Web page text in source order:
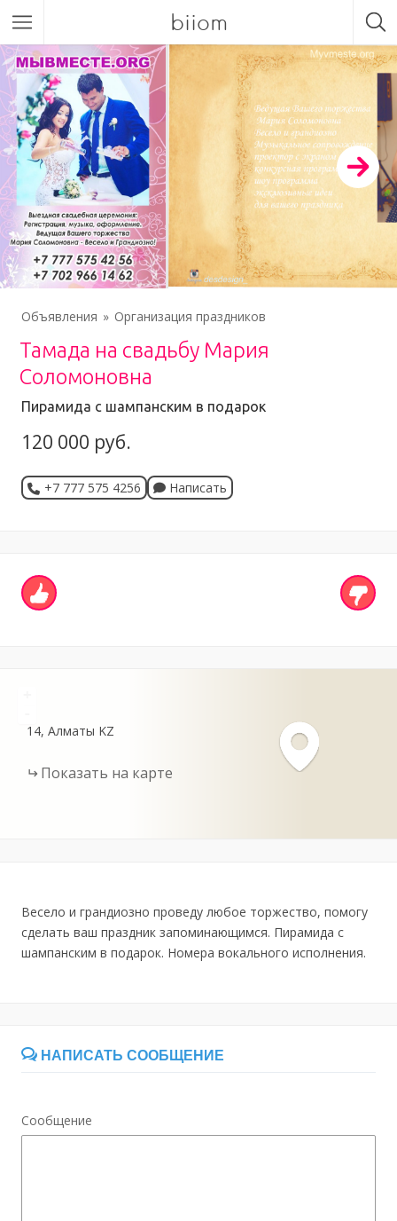
biiom
Объявления Организация праздников
Тамада на свадьбу Мария
Соломоновна
Пирамида с шампанским в подарок
120 000 руб.
+7 777 575 4256 Написать
14 Алматы KZ
Показать на карте
Весело и грандиозно проведу любое торжество, помогу
сделать ваш праздник запоминающимся. Пирамида с
шампанским в подарок. Номера вокального исполнения.
НАПИСАТЬ СООБЩЕНИЕ
Сообщение